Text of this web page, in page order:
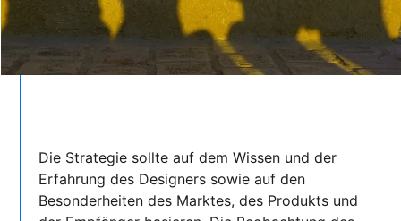
Die Strategie sollte auf dem Wissen und der
Erfahrung des Designers sowie auf den
Besonderheiten des Marktes, des Produkts und